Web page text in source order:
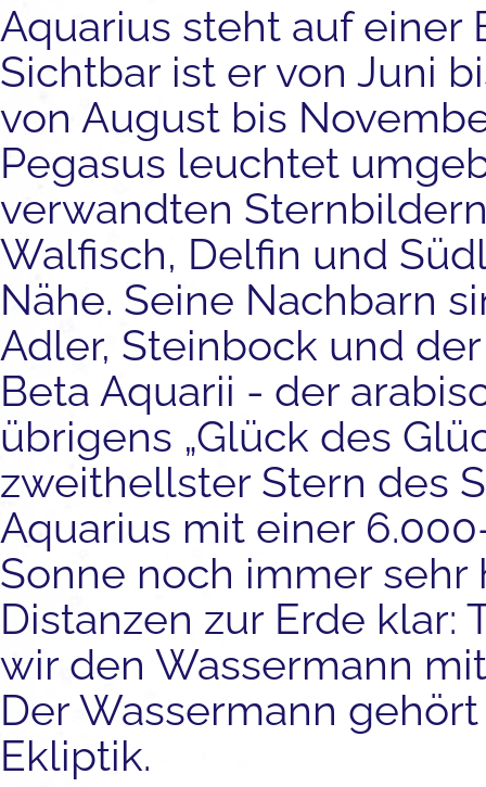
Aquarius steht auf einer
Sichtbar ist er von Juni
von August bis
Pegasus leuchtet
verwandten
Walfisch, Delfin und
Nähe. Seine Nachbarn
Adler, Steinbock und
Beta Aquarii - der
übrigens „Glück des
zweithellster Stern des
Aquarius mit einer
Sonne noch immer
Distanzen zur Erde klar:
wir den Wassermann
Der Wassermann
Ekliptik.